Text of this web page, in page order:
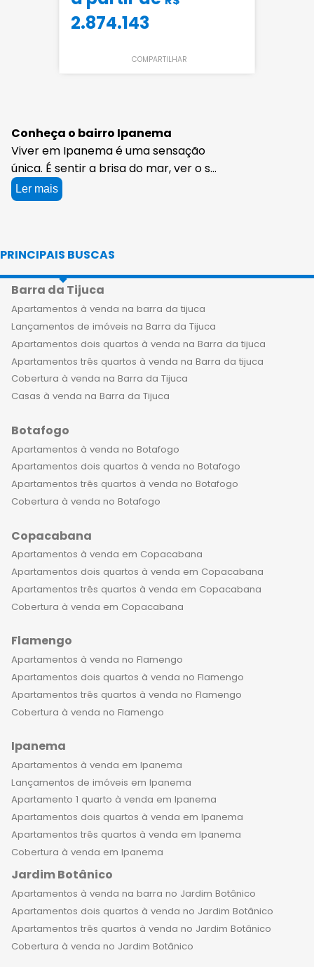
2.874.143
COMPARTILHAR
Conheça o bairro Ipanema
Viver em Ipanema é uma sensação
única. É sentir a brisa do mar, ver o sol
se pôr no horizonte e se encantar
com a beleza natural que envolve
quartos à venda em Ipanema, você
pode fazer parte dessa experiência
única. A imobiliária Apartamentos Rio
oferece coberturas de alto padrão
com acabamentos impecáveis e
ainda conta com opções de
personalização da planta para que
você possa deixar sua casa do jeitinho
que sempre sonhou. São coberturas
luz natural, proporcionando uma
sensação de paz e tranquilidade.
Além disso, investir em uma
cobertura de 4 quartos em Ipanema
é uma escolha inteligente para quem
carioca. Esses imóveis se valorizam ao
longo do tempo e são ideais para
brasileiros que já moram no Rio, assim
como para estrangeiros que desejam
trazer dinheiro para o Brasil e tirar o
condomínios em que essas
coberturas de 4 quartos estão
localizadas, contam com todos os
recursos necessários para fornecer a
melhor qualidade de vida aos
de alta tecnologia, com segurança 24
horas, bicicletário, piscina, spa,
espaço kids, academia, sauna e muito
mais. Tudo para que você possa
desfrutar ao máximo do seu novo lar
em Ipanema. Imagine acordar todos
os dias com a vista do mar e poder
caminhar pela praia de Ipanema,
respirando o ar fresco e sentindo a
brisa no rosto. Ou ainda, poder se
exercitar e ter a facilidade da
prancharia e do bicicletário do
Ler mais
PRINCIPAIS BUSCAS
Barra da Tijuca
Apartamentos à venda na barra da tijuca
Lançamentos de imóveis na Barra da Tijuca
Apartamentos dois quartos à venda na Barra da tijuca
Apartamentos três quartos à venda na Barra da tijuca
Cobertura à venda na Barra da Tijuca
Casas à venda na Barra da Tijuca
Botafogo
Apartamentos à venda no Botafogo
Apartamentos dois quartos à venda no Botafogo
Apartamentos três quartos à venda no Botafogo
Cobertura à venda no Botafogo
Copacabana
Apartamentos à venda em Copacabana
Apartamentos dois quartos à venda em Copacabana
Apartamentos três quartos à venda em Copacabana
Cobertura à venda em Copacabana
Flamengo
Apartamentos à venda no Flamengo
Apartamentos dois quartos à venda no Flamengo
Apartamentos três quartos à venda no Flamengo
Cobertura à venda no Flamengo
Ipanema
Apartamentos à venda em Ipanema
Lançamentos de imóveis em Ipanema
Apartamento 1 quarto à venda em Ipanema
Apartamentos dois quartos à venda em Ipanema
Apartamentos três quartos à venda em Ipanema
Cobertura à venda em Ipanema
Jardim Botânico
Apartamentos à venda na barra no Jardim Botânico
Apartamentos dois quartos à venda no Jardim Botânico
Apartamentos três quartos à venda no Jardim Botânico
Cobertura à venda no Jardim Botânico